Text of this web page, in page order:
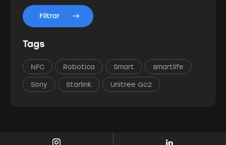
Filtrar
Tags
NFC Robotica Smart smartlife
Sony Starlink Unitree Go2